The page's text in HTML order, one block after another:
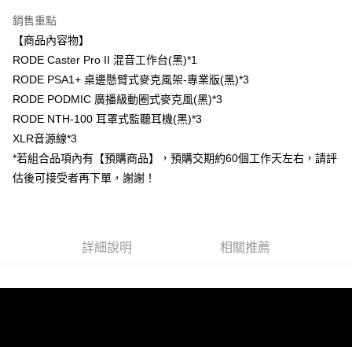
台灣樂天信用卡公司
玉山商業銀行
台新國際商業銀行
台灣樂天信用卡公司
全支付
全盈+PAY
AFTEE先享後付
相關說明
AFTEE先享後付是「在收到商品之後才付款」的支付方式。 讓您購物簡單
便利好安心！
１．簡單：不需註冊會員、不需綁卡、不需儲值。
２．便利：只要手機號碼，簡訊認證，即可結帳。
１．於結帳方式選擇「AFTEE先享後付」後，將跳轉至「AFTEE先享後付」
３．收到繳費通知簡訊後14天內，點擊此簡訊中的連結，可透過四大超商／
ATM付款
運送方式
付款後門市自取
銷售重點
【商品內容物】
RODE Caster Pro II 混音工作台(黑)*1
RODE PSA1+ 桌邊懸臂式麥克風架-專業版(黑)*3
RODE PODMIC 廣播級動圈式麥克風(黑)*3
RODE NTH-100 耳罩式監聽耳機(黑)*3
XLR音源線*3
*若組合品項內有【預購商品】，預購交期約60個工作天左右，請評
估後可接受者再下單，謝謝！
詳細說明 相關推薦